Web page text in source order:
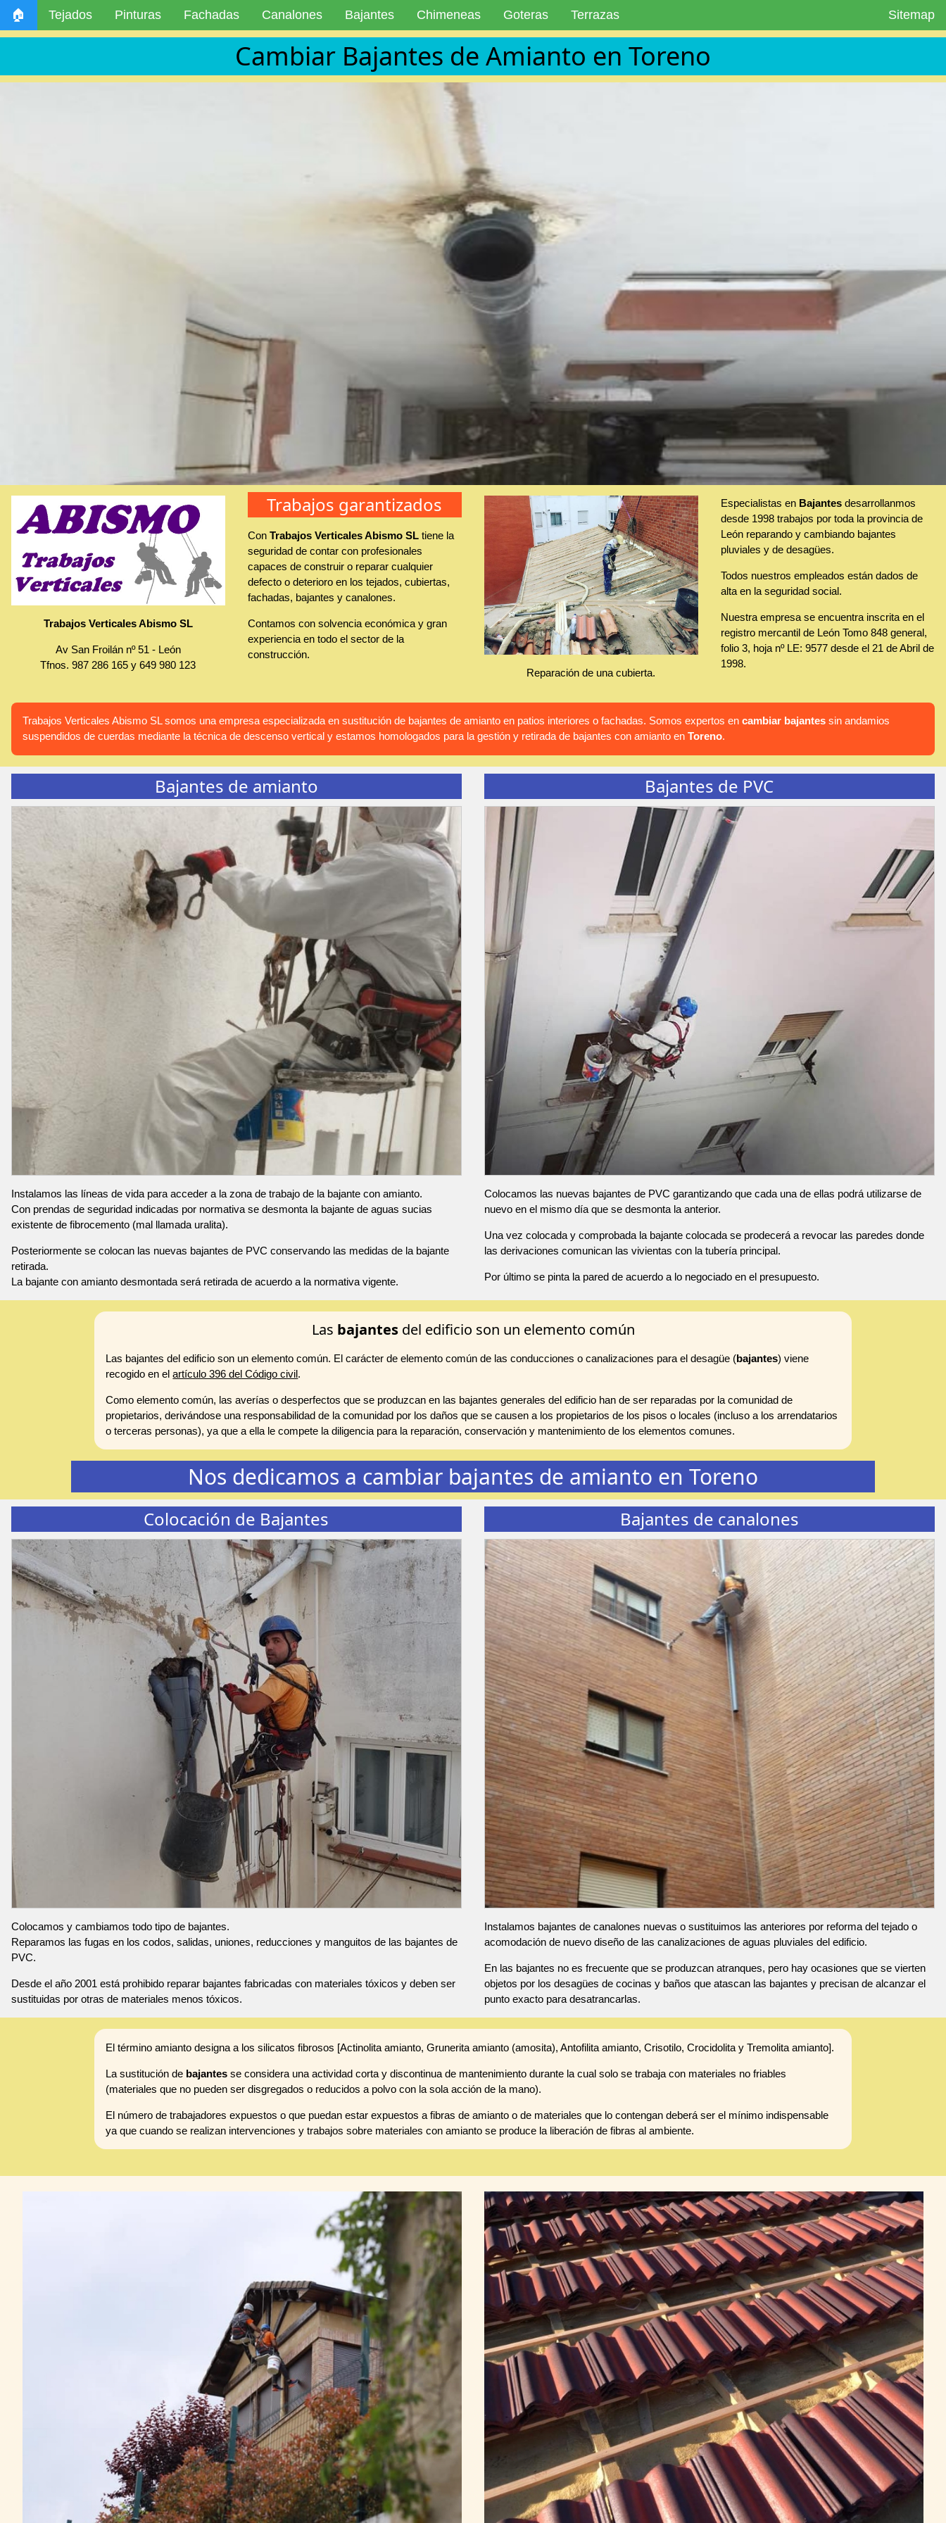
🏠 Tejados Pinturas Fachadas Canalones Bajantes Chimeneas Goteras Terrazas Sitemap
Cambiar Bajantes de Amianto en Toreno
Trabajos Verticales Abismo SL
Av San Froilán nº 51 - León
Tfnos.987 286 165 y649 980 123
Trabajos garantizados
Con Trabajos Verticales Abismo SLtiene la
seguridad de contar con profesionales
capaces de construir o reparar cualquier
defecto o deterioro en los tejados, cubiertas,
fachadas, bajantes y canalones.
Contamos con solvencia económica y gran
experiencia en todo el sector de la
construcción.
Reparación de una cubierta.
Especialistas en Bajantes desarrollanmos
desde 1998 trabajos por toda la provincia de
León reparando y cambiando bajantes
pluviales y de desagües.
Todos nuestros empleados están dados de
alta en la seguridad social.
Nuestra empresa se encuentra inscrita en el
registro mercantil de León Tomo 848 general,
folio 3, hoja nº LE: 9577 desde el 21 de Abril de
1998.
Trabajos Verticales Abismo SL somos una empresa especializada en sustitución de bajantes de amianto en patios interiores o fachadas. Somos expertos en cambiar bajantes sin andamios
suspendidos de cuerdas mediante la técnica de descenso vertical y estamos homologados para la gestión y retirada de bajantes con amianto en Toreno.
Bajantes de amianto
Instalamos las líneas de vida para acceder a la zona de trabajo de la bajante con amianto.
Con prendas de seguridad indicadas por normativa se desmonta la bajante de aguas sucias
existente de fibrocemento (mal llamada uralita).
Posteriormente se colocan las nuevas bajantes de PVC conservando las medidas de la bajante
retirada.
La bajante con amianto desmontada será retirada de acuerdo a la normativa vigente.
Bajantes de PVC
Colocamos las nuevas bajantes de PVC garantizando que cada una de ellas podrá utilizarse de
nuevo en el mismo día que se desmonta la anterior.
Una vez colocada y comprobada la bajante colocada se prodecerá a revocar las paredes donde
las derivaciones comunican las vivientas con la tubería principal.
Por último se pinta la pared de acuerdo a lo negociado en el presupuesto.
Las bajantesdel edificio son un elemento común
Las bajantes del edificio son un elemento común. El carácter de elemento común de las conducciones o canalizaciones para el desagüe (bajantes) viene
recogido en elartículo 396 del Código civil.
Como elemento común, las averías o desperfectos que se produzcan en las bajantes generales del edificio han de ser reparadas por la comunidad de
propietarios, derivándose una responsabilidad de la comunidad por los daños que se causen a los propietarios de los pisos o locales (incluso a los arrendatarios
o terceras personas), ya que a ella le compete la diligencia para la reparación, conservación y mantenimiento de los elementos comunes.
Nos dedicamos a cambiar bajantes de amianto en Toreno
Colocación de Bajantes
Colocamos y cambiamos todo tipo de bajantes.
Reparamos las fugas en los codos, salidas, uniones, reducciones y manguitos de las bajantes de
PVC.
Desde el año 2001 está prohibido reparar bajantes fabricadas con materiales tóxicos y deben ser
sustituidas por otras de materiales menos tóxicos.
Bajantes de canalones
Instalamos bajantes de canalones nuevas o sustituimos las anteriores por reforma del tejado o
acomodación de nuevo diseño de las canalizaciones de aguas pluviales del edificio.
En las bajantes no es frecuente que se produzcan atranques, pero hay ocasiones que se vierten
objetos por los desagües de cocinas y baños que atascan las bajantes y precisan de alcanzar el
punto exacto para desatrancarlas.
El término amianto designa a los silicatos fibrosos [Actinolita amianto, Grunerita amianto (amosita), Antofilita amianto, Crisotilo, Crocidolita y Tremolita amianto].
La sustitución de bajantes se considera una actividad corta y discontinua de mantenimiento durante la cual solo se trabaja con materiales no friables
(materiales que no pueden ser disgregados o reducidos a polvo con la sola acción de la mano).
El número de trabajadores expuestos o que puedan estar expuestos a fibras de amianto o de materiales que lo contengan deberá ser el mínimo indispensable
ya que cuando se realizan intervenciones y trabajos sobre materiales con amianto se produce la liberación de fibras al ambiente.